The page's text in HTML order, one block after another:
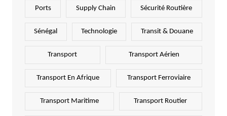
Ports Supply Chain Sécurité Routière
Sénégal Technologie Transit & Douane
Transport Transport Aérien
Transport En Afrique Transport Ferroviaire
Transport Maritime Transport Routier